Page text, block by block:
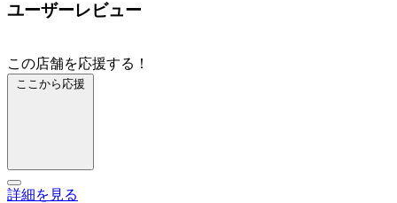
ユーザーレビュー
この店舗を応援する！
ここから応援
詳細を見る